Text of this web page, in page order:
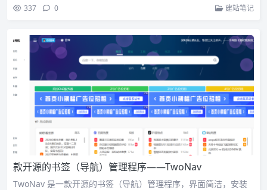
337 0 建站笔记
款开源的书签（导航）管理程序——TwoNav
TwoNav 是一款开源的书签（导航）管理程序，界面简洁，安装